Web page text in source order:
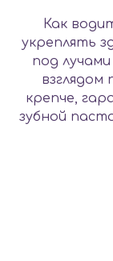
Как
укреплять
под
взглядом
крепче,
зубной